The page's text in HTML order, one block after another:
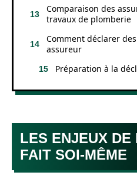
Comparaison des
travaux de plomberie
Comment déclarer
assureur
Préparation à la
LES ENJEUX
FAIT SOI-MÊME